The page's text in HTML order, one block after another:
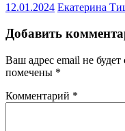
12.01.2024 Екатерина
Добавить
Ваш адрес email не будет
помечены *
Комментарий *